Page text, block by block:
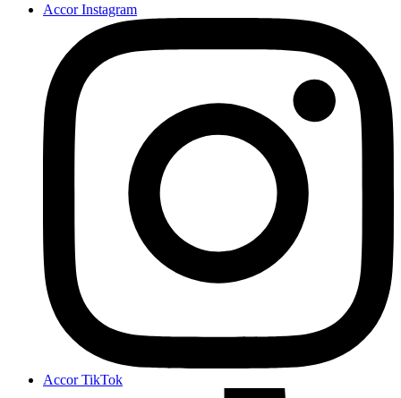
Accor Instagram
Accor TikTok